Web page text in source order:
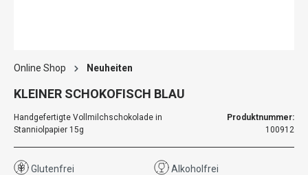
Online Shop Neuheiten
KLEINER SCHOKOFISCH BLAU
Handgefertigte Vollmilchschokolade in
Stanniolpapier 15g
Produktnummer:
100912
Glutenfrei Alkoholfrei